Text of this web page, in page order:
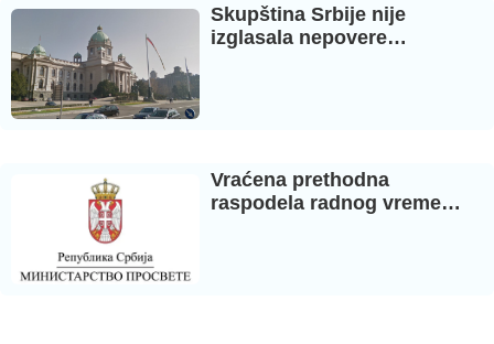
Skupština Srbije nije
izglasala nepovere…
Vraćena prethodna
raspodela radnog vreme…